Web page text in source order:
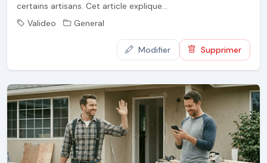
certains artisans. Cet article explique...
Valideo
General
Modifier Supprimer